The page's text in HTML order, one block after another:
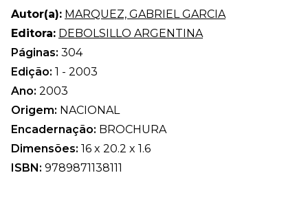
Autor(a): MARQUEZ, GABRIEL GARCIA
Editora: DEBOLSILLO ARGENTINA
Páginas: 304
Edição: 1 - 2003
Ano: 2003
Origem: NACIONAL
Encadernação: BROCHURA
Dimensões: 16 x 20.2 x 1.6
ISBN: 9789871138111